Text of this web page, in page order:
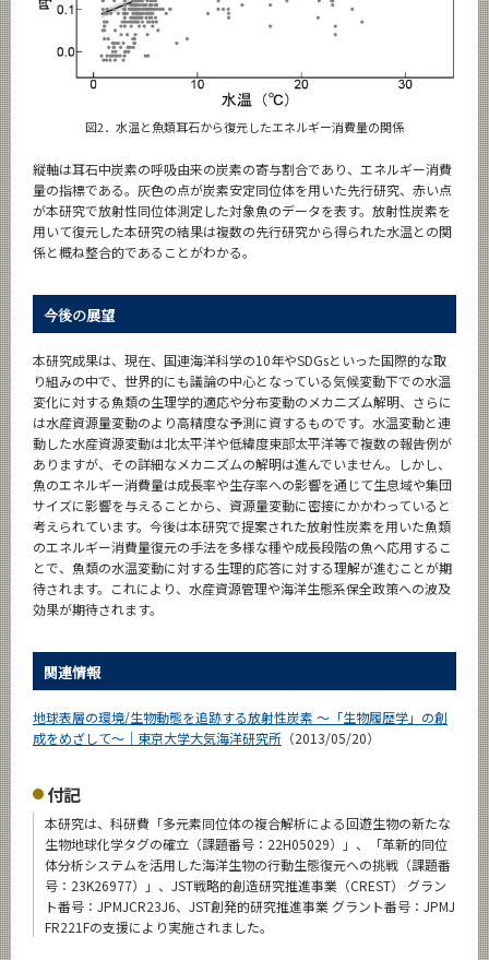
図2．水温と魚類耳石から復元したエネルギー消費量の関係
縦軸は耳石中炭素の呼吸由来の炭素の寄与割合であり、エネルギー消費
量の指標である。灰色の点が炭素安定同位体を用いた先行研究、赤い点
が本研究で放射性同位体測定した対象魚のデータを表す。放射性炭素を
用いて復元した本研究の結果は複数の先行研究から得られた水温との関
係と概ね整合的であることがわかる。
今後の展望
本研究成果は、現在、国連海洋科学の10年やSDGsといった国際的な取
り組みの中で、世界的にも議論の中心となっている気候変動下での水温
変化に対する魚類の生理学的適応や分布変動のメカニズム解明、さらに
は水産資源量変動のより高精度な予測に資するものです。水温変動と連
動した水産資源変動は北太平洋や低緯度東部太平洋等で複数の報告例が
ありますが、その詳細なメカニズムの解明は進んでいません。しかし、
魚のエネルギー消費量は成長率や生存率への影響を通じて生息域や集団
サイズに影響を与えることから、資源量変動に密接にかかわっていると
考えられています。今後は本研究で提案された放射性炭素を用いた魚類
のエネルギー消費量復元の手法を多様な種や成長段階の魚へ応用するこ
とで、魚類の水温変動に対する生理的応答に対する理解が進むことが期
待されます。これにより、水産資源管理や海洋生態系保全政策への波及
効果が期待されます。
関連情報
地球表層の環境/生物動態を追跡する放射性炭素 ～「生物履歴学」の創
成をめざして～｜東京大学大気海洋研究所 （2013/05/20）
付記
本研究は、科研費「多元素同位体の複合解析による回遊生物の新たな
生物地球化学タグの確立（課題番号：22H05029）」、「革新的同位
体分析システムを活用した海洋生物の行動生態復元への挑戦（課題番
号：23K26977）」、JST戦略的創造研究推進事業（CREST） グラン
ト番号：JPMJCR23J6、JST創発的研究推進事業 グラント番号：JPMJ
FR221Fの支援により実施されました。